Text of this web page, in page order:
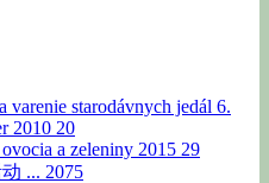
varenie starodávnych jedál 6.
2010 20
a zeleniny 2015 29
... 2075